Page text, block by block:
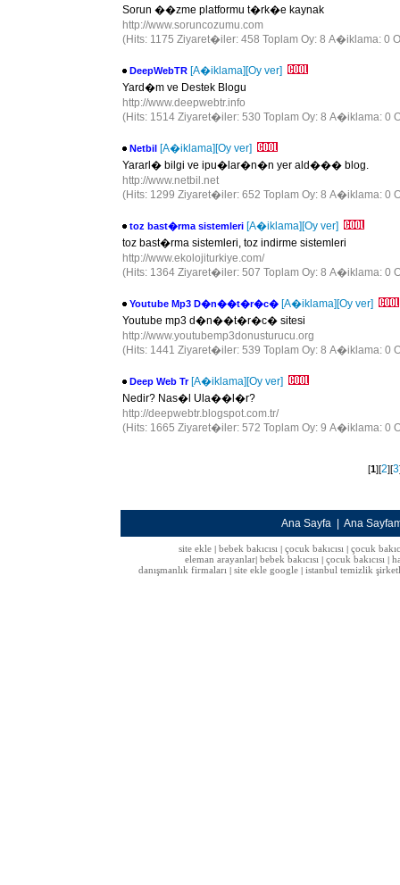
Sorun ��zme platformu t�rk�e kaynak
http://www.soruncozumu.com
(Hits: 1175 Ziyaret�iler: 458 Toplam Oy: 8 A�iklama: 0
DeepWebTR [A�iklama][Oy ver]
Yard�m ve Destek Blogu
http://www.deepwebtr.info
(Hits: 1514 Ziyaret�iler: 530 Toplam Oy: 8 A�iklama: 0
Netbil [A�iklama][Oy ver]
Yararl� bilgi ve ipu�lar�n�n yer ald��� blog.
http://www.netbil.net
(Hits: 1299 Ziyaret�iler: 652 Toplam Oy: 8 A�iklama: 0
toz bast�rma sistemleri [A�iklama][Oy ver]
toz bast�rma sistemleri, toz indirme sistemleri
http://www.ekolojiturkiye.com/
(Hits: 1364 Ziyaret�iler: 507 Toplam Oy: 8 A�iklama: 0
Youtube Mp3 D�n��t�r�c� [A�iklama][Oy ver]
Youtube mp3 d�n��t�r�c� sitesi
http://www.youtubemp3donusturucu.org
(Hits: 1441 Ziyaret�iler: 539 Toplam Oy: 8 A�iklama: 0
Deep Web Tr [A�iklama][Oy ver]
Nedir? Nas�l Ula��l�r?
http://deepwebtr.blogspot.com.tr/
(Hits: 1665 Ziyaret�iler: 572 Toplam Oy: 9 A�iklama: 0
[1][2][3
Ana Sayfa Ana
site ekle| bebek bakıcısı| çocuk bakıcısı| çocuk
eleman arayanlar bebek bakıcısı çocuk bakıcısı
danışmanlık firmaları
site ekle google istanbul temizlik